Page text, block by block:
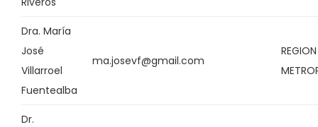
Dra. María
José
Villarroel
Fuentealba
ma.josevf@gmail.com
REGION
Dr.